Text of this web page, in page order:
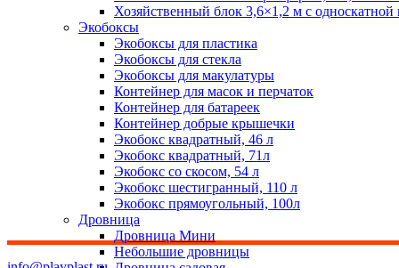
Хозяйственный блок 3,6×1,2 м с
Экобоксы
Экобоксы для пластика
Экобоксы для стекла
Экобоксы для макулатуры
Контейнер для масок и перчаток
Контейнер для батареек
Контейнер добрые крышечки
Экобокс квадратный, 46 л
Экобокс квадратный, 71л
Экобокс со скосом, 54 л
Экобокс шестигранный, 110 л
Экобокс прямоугольный, 100л
Дровница
Дровница Мини
Небольшие дровницы